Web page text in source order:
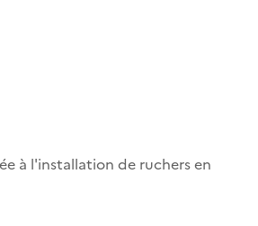
à l'installation de ruchers en